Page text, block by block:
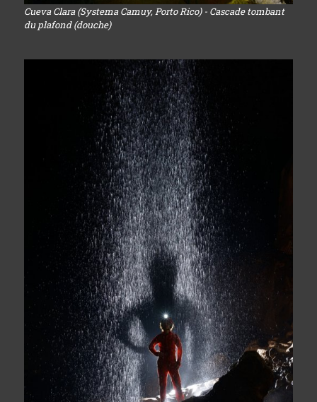
Cueva Clara (Systema Camuy, Porto Rico) - Cascade tombant
du plafond (douche)